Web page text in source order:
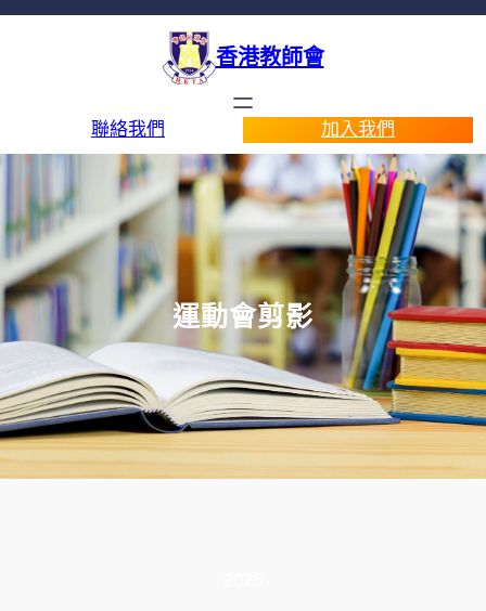
香港教師會
聯絡我們 加入我們
運動會剪影